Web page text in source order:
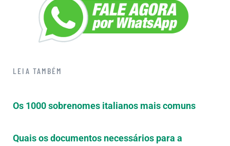
LEIA TAMBÉM
Os 1000 sobrenomes italianos mais comuns
Quais os documentos necessários para a